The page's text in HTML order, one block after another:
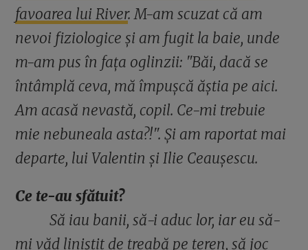
favoarea lui River. M-am scuzat că am
nevoi fiziologice și am fugit la baie, unde
m-am pus în fața oglinzii: "Băi, dacă se
întâmplă ceva, mă împușcă ăștia pe aici.
Am acasă nevastă, copil. Ce-mi trebuie
mie nebuneala asta?!". Și am raportat mai
departe, lui Valentin și Ilie Ceaușescu.
Ce te-au sfătuit?
Să iau banii, să-i aduc lor, iar eu să-
mi văd liniștit de treabă pe teren, să joc